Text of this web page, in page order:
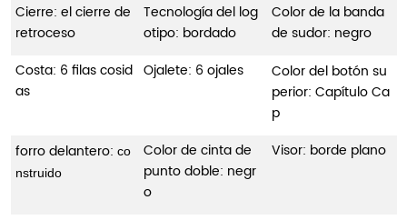
Cierre: el cierre de
retroceso
Tecnología del log
otipo: bordado
Color de la banda
de sudor: negro
Costa: 6 filas cosid
as
Ojalete: 6 ojales
Color del botón su
perior: Capítulo Ca
p
forro delantero: co
nstruido
Color de cinta de
punto doble: negr
o
Visor: borde plano